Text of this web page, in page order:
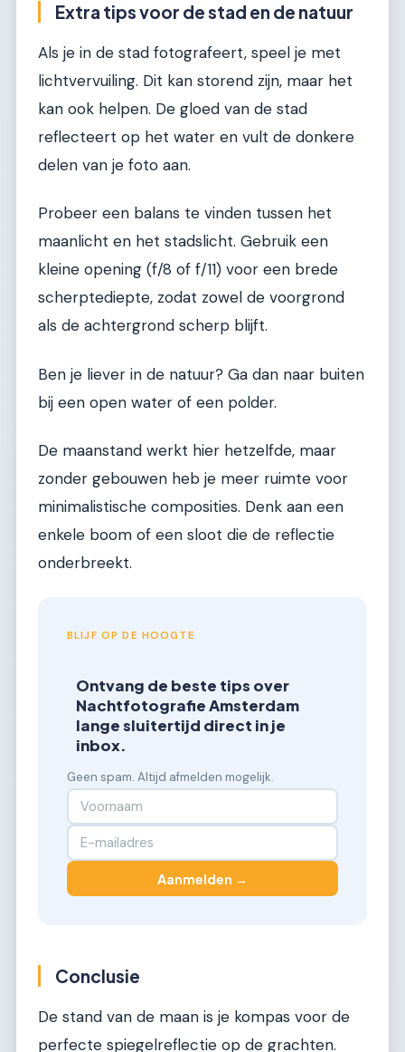
Extra tips voor de stad en de natuur
Als je in de stad fotografeert, speel je met
lichtvervuiling. Dit kan storend zijn, maar het
kan ook helpen. De gloed van de stad
reflecteert op het water en vult de donkere
delen van je foto aan.
Probeer een balans te vinden tussen het
maanlicht en het stadslicht. Gebruik een
kleine opening (f/8 of f/11) voor een brede
scherptediepte, zodat zowel de voorgrond
als de achtergrond scherp blijft.
Ben je liever in de natuur? Ga dan naar buiten
bij een open water of een polder.
De maanstand werkt hier hetzelfde, maar
zonder gebouwen heb je meer ruimte voor
minimalistische composities. Denk aan een
enkele boom of een sloot die de reflectie
onderbreekt.
BLIJF OP DE HOOGTE
Ontvang de beste tips over
Nachtfotografie Amsterdam
lange sluitertijd direct in je
inbox.
Geen spam. Altijd afmelden mogelijk.
Aanmelden →
Conclusie
De stand van de maan is je kompas voor de
perfecte spiegelreflectie op de grachten.